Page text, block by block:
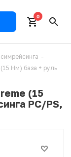
0
-
Нм) база + руль
(15
PC/PS,